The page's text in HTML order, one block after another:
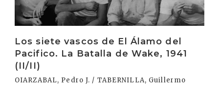
Los siete vascos de El Álamo del
Pacifico. La Batalla de Wake, 1941
(II/II)
OIARZABAL, Pedro J. / TABERNILLA, Guillermo